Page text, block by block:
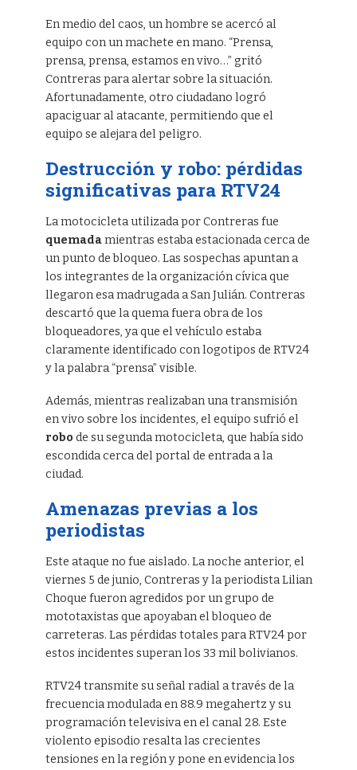
En medio del caos, un hombre se acercó al
equipo con un machete en mano. “Prensa,
prensa, prensa, estamos en vivo…” gritó
Contreras para alertar sobre la situación.
Afortunadamente, otro ciudadano logró
apaciguar al atacante, permitiendo que el
equipo se alejara del peligro.
Destrucción y robo: pérdidas
significativas para RTV24
La motocicleta utilizada por Contreras fue
quemadamientras estaba estacionada cerca de
un punto de bloqueo. Las sospechas apuntan a
los integrantes de la organización cívica que
llegaron esa madrugada a San Julián. Contreras
descartó que la quema fuera obra de los
bloqueadores, ya que el vehículo estaba
claramente identificado con logotipos de RTV24
y la palabra “prensa” visible.
Además, mientras realizaban una transmisión
en vivo sobre los incidentes, el equipo sufrió el
robo de su segunda motocicleta, que había sido
escondida cerca del portal de entrada a la
ciudad.
Amenazas previas a los
periodistas
Este ataque no fue aislado. La noche anterior, el
viernes 5 de junio, Contreras y la periodista Lilian
Choque fueron agredidos por un grupo de
mototaxistas que apoyaban el bloqueo de
carreteras. Las pérdidas totales para RTV24 por
estos incidentes superan los 33 mil bolivianos.
RTV24 transmite su señal radial a través de la
frecuencia modulada en 88.9 megahertz y su
programación televisiva en el canal 28. Este
violento episodio resalta las crecientes
tensiones en la región y pone en evidencia los